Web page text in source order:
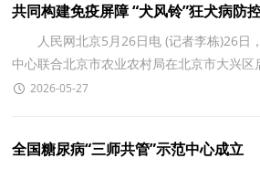
共同构建免疫屏障 “犬风铃”狂犬病防
人民网北京5月26日电 (记者李栋)26日
中心联合北京市农业农村局在北京市大兴
&rdquo;&mdash;犬免疫、人安全：狂犬
2026-05-27
全国糖尿病“三师共管”示范中心成立